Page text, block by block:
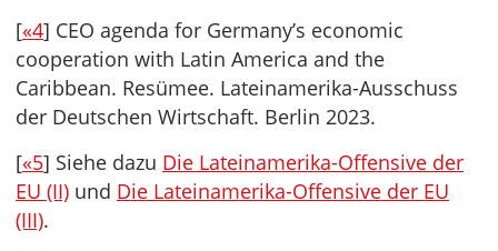
[«4] CEO agenda for Germany’s economic
cooperation with Latin America and the
Caribbean. Resümee. Lateinamerika-Ausschuss
der Deutschen Wirtschaft. Berlin 2023.
[«5] Siehe dazu Die Lateinamerika-Offensive der
EU (II) und Die Lateinamerika-Offensive der EU
(III).